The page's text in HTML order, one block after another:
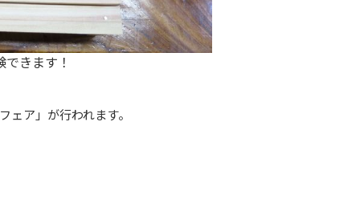
きます！
ェア」が行われます。